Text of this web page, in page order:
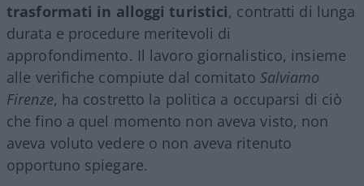
trasformati in alloggi turistici, contratti di lunga
durata e procedure meritevoli di
approfondimento. Il lavoro giornalistico, insieme
alle verifiche compiute dal comitato Salviamo
Firenze, ha costretto la politica a occuparsi di ciò
che fino a quel momento non aveva visto, non
aveva voluto vedere o non aveva ritenuto
opportuno spiegare.